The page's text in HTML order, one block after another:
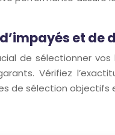
et de
de sélectionner
Vérifiez
de sélection